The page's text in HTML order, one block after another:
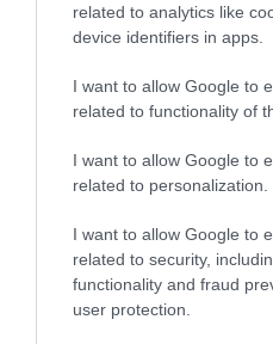
related to analytics like
device identifiers in apps.
I want to allow Google to
related to functionality of
I want to allow Google to
related to personalization.
I want to allow Google to
related to security,
functionality and fraud
user protection.